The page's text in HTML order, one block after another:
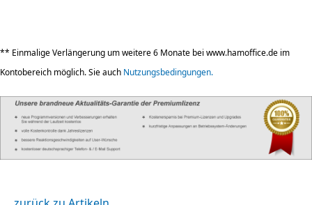
** Einmalige Verlängerung um weitere 6 Monate bei www.hamoffice.de im
Kontobereich möglich. Sie auch Nutzungsbedingungen.